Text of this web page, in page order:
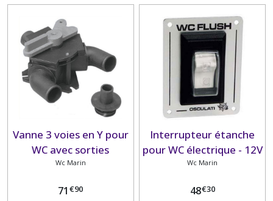
Vanne 3 voies en Y pour
WC avec sorties
orientables
Wc Marin
71 €90
Interrupteur étanche
pour WC électrique - 12V
/ 24V - 80x60 mm
Wc Marin
48€30